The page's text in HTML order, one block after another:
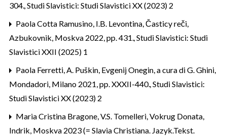
304.,Studi Slavistici: Studi Slavistici XX (2023) 2
Paola Cotta Ramusino, I.B. Levontina, Časticy reči,
Azbukovnik, Moskva 2022, pp. 431.,Studi Slavistici: Studi
Slavistici XXII (2025) 1
Paola Ferretti,A. Puškin, Evgenij Onegin, a cura di G. Ghini,
Mondadori, Milano 2021, pp. XXXII-440.,Studi Slavistici:
Studi Slavistici XX (2023) 2
Maria Cristina Bragone,V.S. Tomelleri, Vokrug Donata,
Indrik, Moskva 2023 (= Slavia Christiana. Jazyk.Tekst.